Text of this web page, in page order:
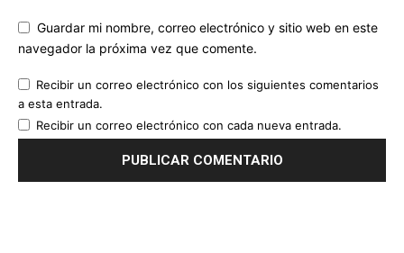
Guardar mi nombre, correo electrónico y sitio web en este
navegador la próxima vez que comente.
Recibir un correo electrónico con los siguientes comentarios
a esta entrada.
Recibir un correo electrónico con cada nueva entrada.